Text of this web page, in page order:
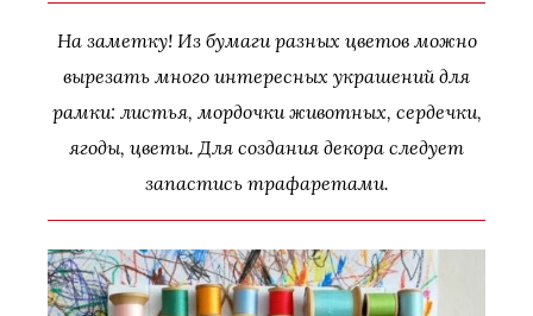
На заметку! Из бумаги разных цветов можно
вырезать много интересных украшений для
рамки: листья, мордочки животных, сердечки,
ягоды, цветы. Для создания декора следует
запастись трафаретами.